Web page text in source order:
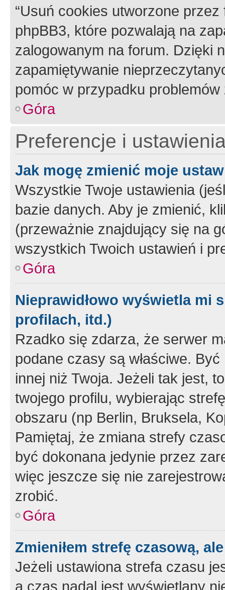
“Usuń cookies utworzone
phpBB3, które pozwalają na
zalogowanym na forum. Dzięki
zapamiętywanie
pomóc w przypadku
Góra
Preferencje i
Jak mogę zmienić moje
Wszystkie Twoje ustawienia
bazie danych. Aby je zmienić,
(przeważnie znajdujący się na
wszystkich Twoich ustawień i
Góra
Nieprawidłowo wyświetla mi
profilach, itd.)
Rzadko się zdarza, że serwer
podane czasy są właściwe.
innej niż Twoja. Jeżeli tak jest,
twojego profilu, wybierając
obszaru (np Berlin, Bruksela,
Pamiętaj, że zmiana strefy
być dokonana jedynie przez
więc jeszcze się nie
zrobić.
Góra
Zmieniłem strefę czasową,
Jeżeli ustawiona strefa czasu
a czas nadal jest wyświetlany